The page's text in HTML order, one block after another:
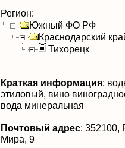
Регион:
Южный ФО РФ
Краснодарский
Тихорецк
Краткая информация:
этиловый, вино
вода минеральная
Почтовый адрес: 352100,
Мира, 9